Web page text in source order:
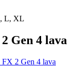
L, XL
Gen 4 lava
FX 2 Gen 4 lava